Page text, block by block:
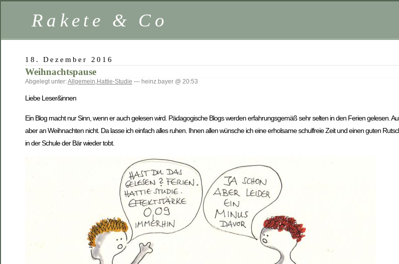
Rakete & Co
18. Dezember 2016
Weihnachtspause
Abgelegt unter:Allgemein,Hattie-Studie — heinz.bayer @ 20:53
Liebe Leser&innen
Ein Blog macht nur Sinn, wenn er auch gelesen wird. Pädagogische Blogs werden erfahrungsgemäß sehr selten in den Ferien gelesen.
aber an Weihnachten nicht. Da lasse ich einfach alles ruhen. Ihnen allen wünsche ich eine erholsame schulfreie Zeit und einen guten
in der Schule der Bär wieder tobt.